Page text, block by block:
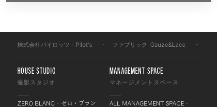
株式会社パイロッツ - Pilot's ファブリック Gauze&Lace
HOUSE STUDIO
撮影スタジオ
ZERO BLANC - ゼロ・ブラン
MANAGEMENT SPACE
マネージメントスペース
ALL MANAGEMENT SPACE -